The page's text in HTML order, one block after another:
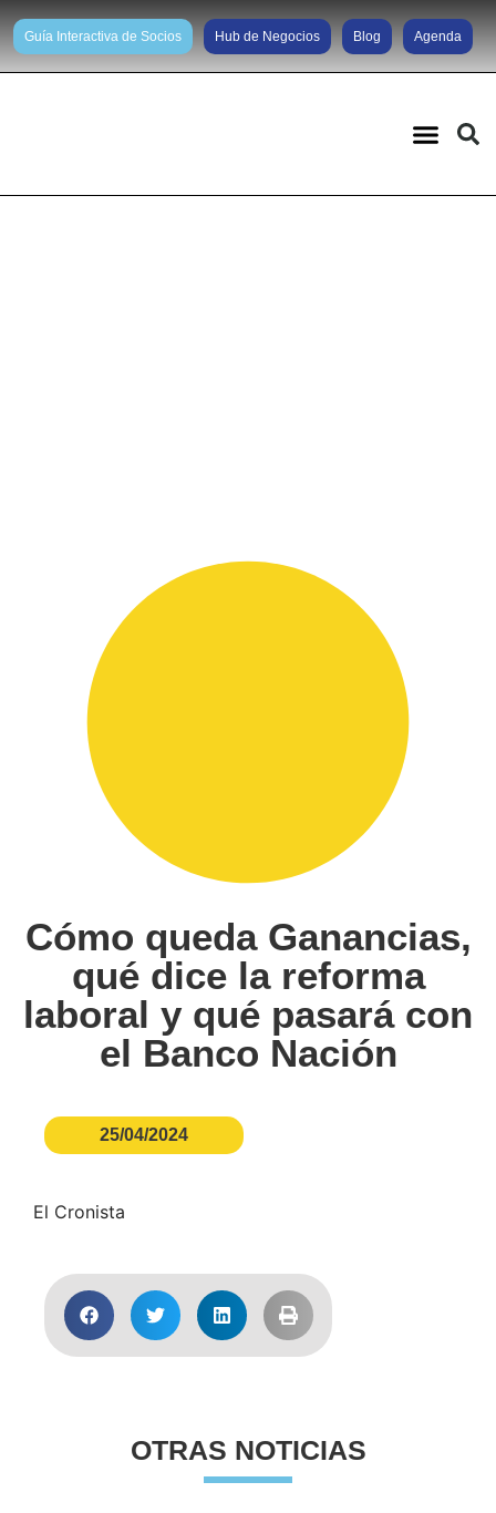
Guía Interactiva de Socios Hub de Negocios Blog Agenda
Cómo queda Ganancias,
qué dice la reforma
laboral y qué pasará con
el Banco Nación
25/04/2024
El Cronista
OTRAS NOTICIAS